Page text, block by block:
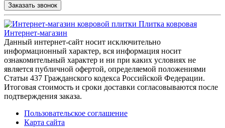
Заказать звонок
Плитка ковровая
Интернет-магазин
Данный интернет-сайт носит исключительно
информационный характер, вся информация носит
ознакомительный характер и ни при каких условиях не
является публичной офертой, определяемой положениями
Статьи 437 Гражданского кодекса Российской Федерации.
Итоговая стоимость и сроки доставки согласовываются после
подтверждения заказа.
Пользовательское соглашение
Карта сайта